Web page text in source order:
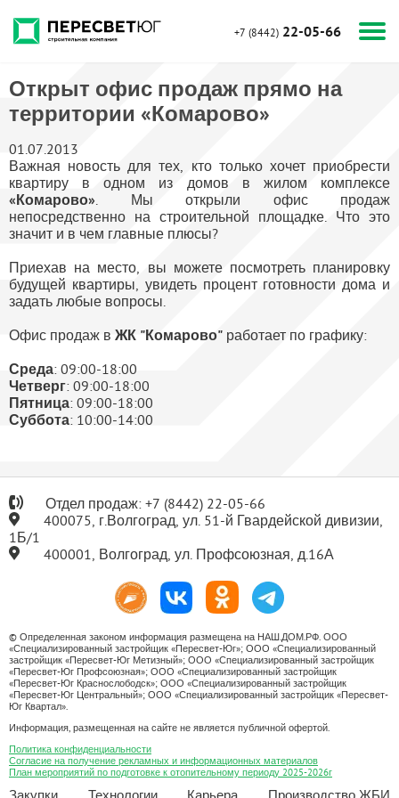
+7 (8442) 22-05-66
Открыт офис продаж прямо на
территории «Комарово»
01.07.2013
Важная новость для тех, кто только хочет приобрести
квартиру в одном из домов в жилом комплексе
«Комарово». Мы открыли офис продаж
непосредственно на строительной площадке. Что это
значит и в чем главные плюсы?
Приехав на место, вы можете посмотреть планировку
будущей квартиры, увидеть процент готовности дома и
задать любые вопросы.
Офис продаж в ЖК "Комарово" работает по графику:
Среда: 09:00-18:00
Четверг: 09:00-18:00
Пятница: 09:00-18:00
Суббота: 10:00-14:00
Отдел продаж: +7 (8442) 22-05-66
400075, г.Волгоград, ул. 51-й Гвардейской дивизии,
1Б/1
400001, Волгоград, ул. Профсоюзная, д.16А
© Определенная законом информация размещена на НАШ.ДОМ.РФ. ООО
«Специализированный застройщик «Пересвет-Юг»; ООО «Специализированный
застройщик «Пересвет-Юг Метизный»; ООО «Специализированный застройщик
«Пересвет-Юг Профсоюзная»; ООО «Специализированный застройщик
«Пересвет-Юг Краснослободск»; ООО «Специализированный застройщик
«Пересвет-Юг Центральный»; ООО «Специализированный застройщик «Пересвет-
Юг Квартал».
Информация, размещенная на сайте не является публичной офертой.
Политика конфиденциальности
Согласие на получение рекламных и информационных материалов
План мероприятий по подготовке к отопительному периоду 2025-2026г